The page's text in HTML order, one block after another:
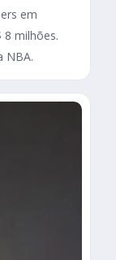
em
8 milhões.
NBA.